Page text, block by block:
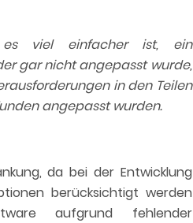
viel einfacher ist, ein
gar nicht angepasst wurde,
in den Teilen
angepasst wurden.
da bei der Entwicklung
berücksichtigt werden
aufgrund fehlender